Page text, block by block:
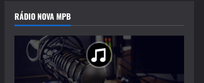
RÁDIO NOVA MPB